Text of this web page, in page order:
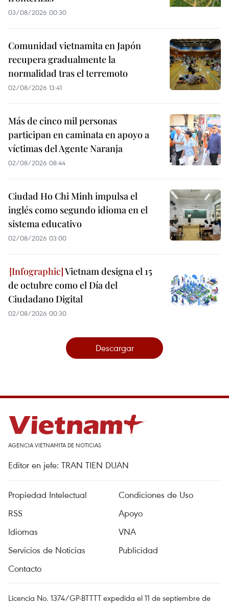
03/08/2026 00:30
Comunidad vietnamita en Japón
recupera gradualmente la
normalidad tras el terremoto
02/08/2026 13:41
Más de cinco mil personas
participan en caminata en apoyo a
víctimas del Agente Naranja
02/08/2026 08:44
Ciudad Ho Chi Minh impulsa el
inglés como segundo idioma en el
sistema educativo
02/08/2026 03:00
Vietnam designa el 15
de octubre como el Día del
Ciudadano Digital
02/08/2026 00:30
Descargar
AGENCIA VIETNAMITA DE NOTICIAS
Editor en jefe: TRAN TIEN DUAN
Propiedad Intelectual
Condiciones de Uso
RSS
Apoyo
Idiomas
VNA
Servicios de Noticias
Publicidad
Contacto
Licencia No. 1374/GP-BTTTT expedida el 11 de septiembre de